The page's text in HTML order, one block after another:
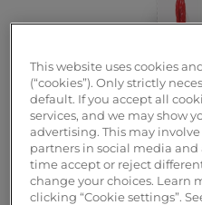
Beschreibung
This website uses cookies
(“cookies”). Only strictly
default. If you accept all
services, and we may show
advertising. This may
partners in social media and
time accept or reject
change your choices. Learn
clicking “Cookie settings”.